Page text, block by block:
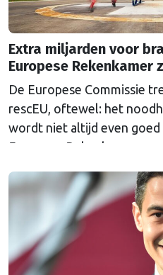
Extra miljarden voor
Europese Rekenkamer
De Europese Commissie
rescEU, oftewel: het
wordt niet altijd even goed
Europese Rekenkamer.